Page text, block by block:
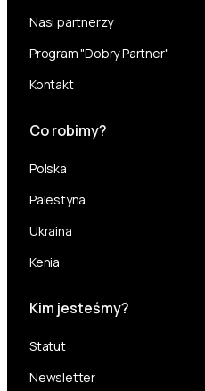
Nasi partnerzy
Program "Dobry Partner"
Kontakt
Co robimy?
Polska
Palestyna
Ukraina
Kenia
Kim jesteśmy?
Statut
Newsletter